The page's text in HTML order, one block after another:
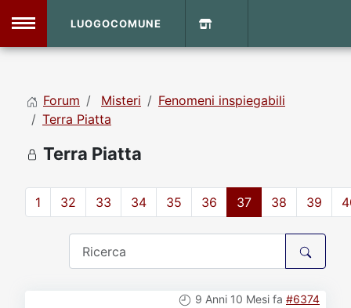
Home
LUOGOCOMUNE
Forum Misteri
Fenomeni inspiegabili
Terra Piatta
Terra Piatta
1 32 33 34 35 36 37 38 39
9 Anni 10 Mesi fa #6374